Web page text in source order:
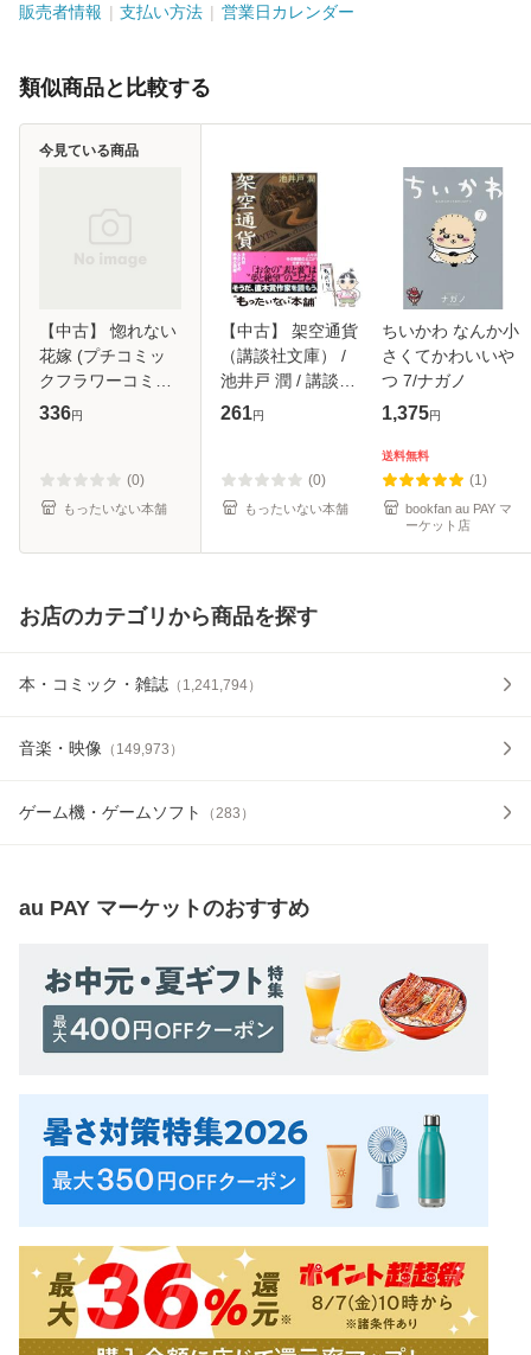
販売者情報 支払い方法 営業日カレンダー
類似商品と比較する
【中古】 惚れない
花嫁 (プチコミッ
クフラワーコミッ
クスα) / 深海魚 /
料】
336円
(0)
もったいない本舗
今見ている商品
【中古】 架空通貨
（講談社文庫） /
池井戸 潤 / 講談社
[文庫]【メール便送
261円
(0)
もったいない本舗
ちいかわ なんか小
さくてかわいいや
つ 7/ナガノ
1,375円
送料無料
(1)
bookfan au PAY マ
ーケット店
お店のカテゴリから商品を探す
本・コミック・雑誌 （ 1,241,794）
音楽・映像 （ 149,973 ）
ゲーム機・ゲームソフト （283 ）
au PAY マーケットのおすすめ